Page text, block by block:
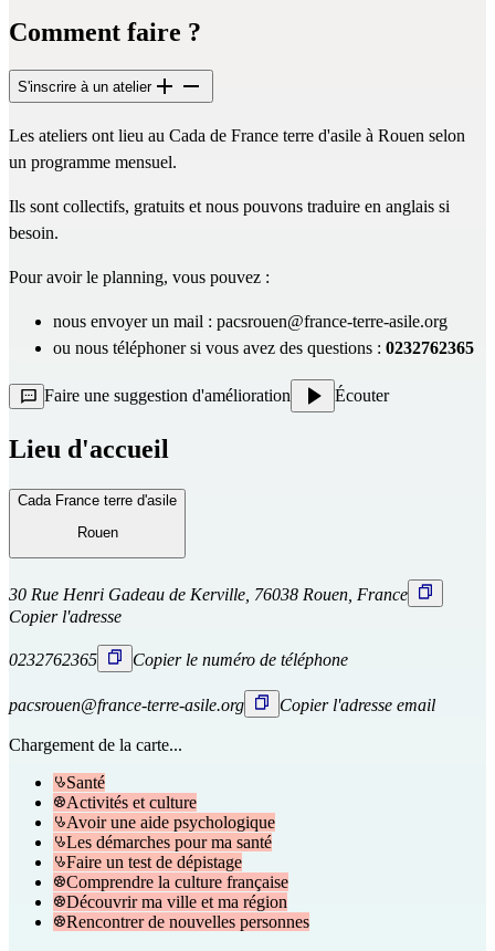
Comment faire ?
S'inscrire à un atelier
Les ateliers ont lieu au Cada de France terre d'asile à Rouen selon
un programme mensuel.
Ils sont collectifs, gratuits et nous pouvons traduire en anglais si
besoin.
Pour avoir le planning, vous pouvez :
nous envoyer un mail : pacsrouen@france-terre-asile.org
ou nous téléphoner si vous avez des questions : 0232762365
Faire une suggestion d'amélioration Écouter
Lieu d'accueil
Cada France terre d'asile
Rouen
30 Rue Henri Gadeau de Kerville, 76038 Rouen, France
Copier l'adresse
0232762365 Copier le numéro de téléphone
pacsrouen@france-terre-asile.org Copier l'adresse email
Chargement de la carte...
Santé
Activités et culture
Avoir une aide psychologique
Les démarches pour ma santé
Faire un test de dépistage
Comprendre la culture française
Découvrir ma ville et ma région
Rencontrer de nouvelles personnes